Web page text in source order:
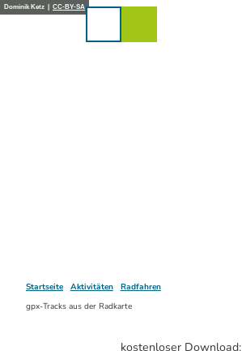
ZDominik Ketz | CC-BY-SA
Startseite Aktivitäten
Radfahren
gpx-Tracks aus der Radkarte
kostenloser Download: